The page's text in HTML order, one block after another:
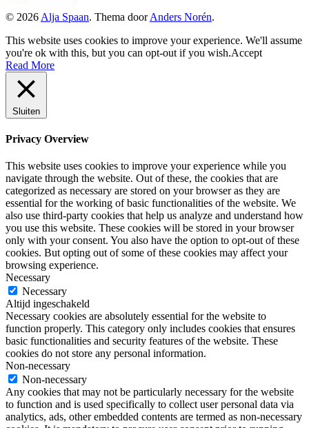
© 2026 Alja Spaan. Thema doorAnders Norén.
This website uses cookies to improve your experience. We'll assume
you're ok with this, but you can opt-out if you wish.Accept
Read More
Sluiten
Privacy Overview
This website uses cookies to improve your experience while you
navigate through the website. Out of these, the cookies that are
categorized as necessary are stored on your browser as they are
essential for the working of basic functionalities of the website. We
also use third-party cookies that help us analyze and understand how
you use this website. These cookies will be stored in your browser
only with your consent. You also have the option to opt-out of these
cookies. But opting out of some of these cookies may affect your
browsing experience.
Necessary
Necessary
Altijd ingeschakeld
Necessary cookies are absolutely essential for the website to
function properly. This category only includes cookies that ensures
basic functionalities and security features of the website. These
cookies do not store any personal information.
Non-necessary
Non-necessary
Any cookies that may not be particularly necessary for the website
to function and is used specifically to collect user personal data via
analytics, ads, other embedded contents are termed as non-necessary